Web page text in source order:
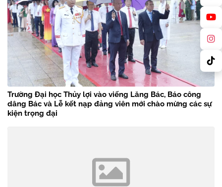
Trường Đại học Thủy lợi vào viếng Lăng Bác, Báo công
dâng Bác và Lễ kết nạp đảng viên mới chào mừng các sự
kiện trọng đại